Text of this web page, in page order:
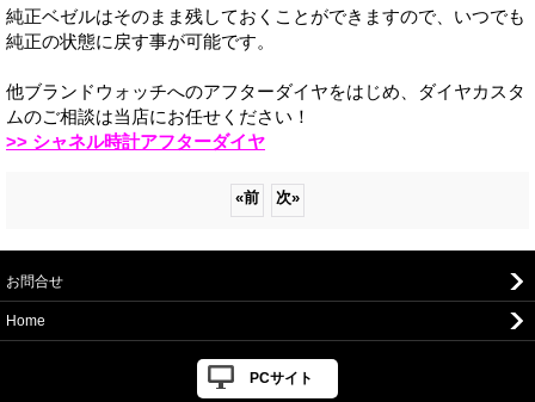
純正ベゼルはそのまま残しておくことができますので、いつでも
純正の状態に戻す事が可能です。
他ブランドウォッチへのアフターダイヤをはじめ、ダイヤカスタ
ムのご相談は当店にお任せください！
>> シャネル時計アフターダイヤ
«前 次»
お問合せ
Home
PCサイト